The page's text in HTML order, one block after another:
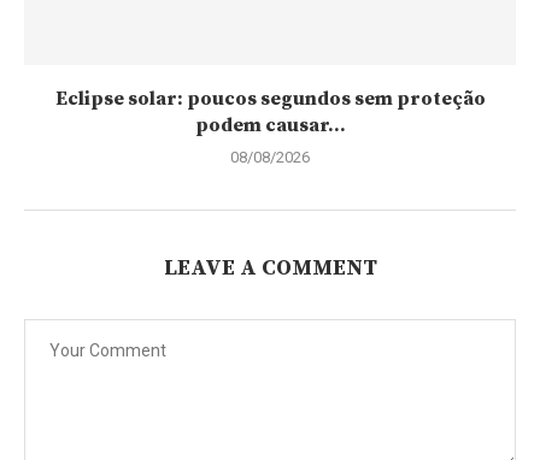
Eclipse solar: poucos segundos sem proteção
podem causar...
08/08/2026
LEAVE A COMMENT